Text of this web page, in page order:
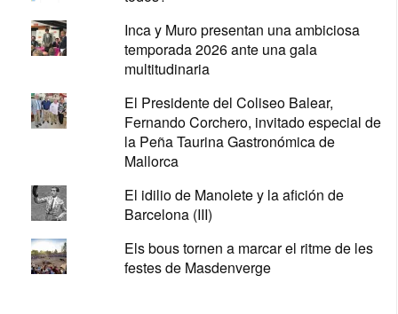
Inca y Muro presentan una ambiciosa
temporada 2026 ante una gala
multitudinaria
El Presidente del Coliseo Balear,
Fernando Corchero, invitado especial de
la Peña Taurina Gastronómica de
Mallorca
El idilio de Manolete y la afición de
Barcelona (III)
Els bous tornen a marcar el ritme de les
festes de Masdenverge